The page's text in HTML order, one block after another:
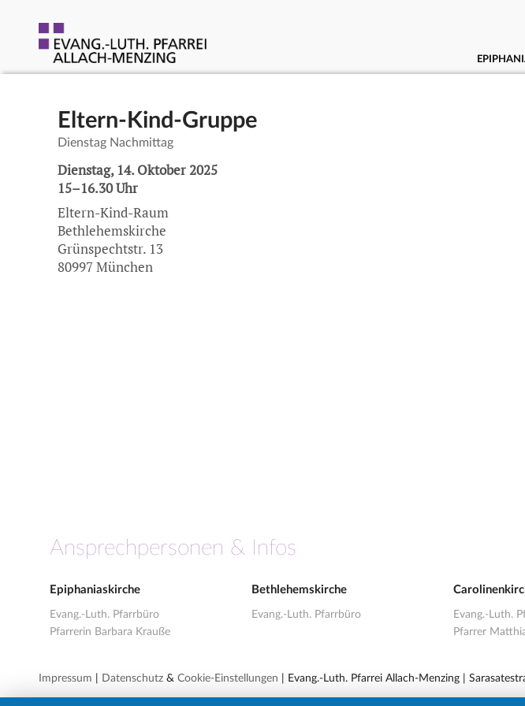
Eltern-Kind-Gruppe
Dienstag Nachmittag
Dienstag, 14. Oktober 2025
15–16.30 Uhr
Eltern-Kind-Raum
Bethlehemskirche
Grünspechtstr. 13
80997 München
Ansprechpersonen & Infos
Epiphaniaskirche
Evang.-Luth. Pfarrbüro
Pfarrerin Barbara Krauße
Bethlehemskirche
Evang.-Luth. Pfarrbüro
Evang.-Luth.
Pfarrer
Impressum Datenschutz & Cookie-Einstellungen | Evang.-Luth. Pfarrei Allach-Menzing |